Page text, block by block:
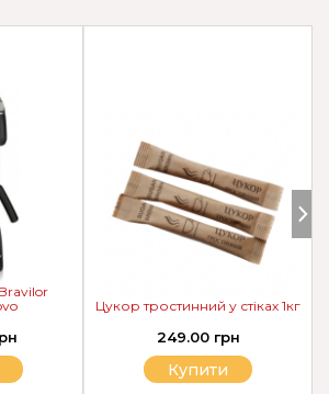
Цукор тростинний у стіках 1кг
249.00 грн
Купити